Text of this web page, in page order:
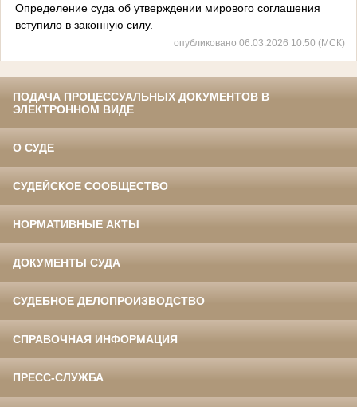
Определение суда об утверждении мирового соглашения
вступило в законную силу.
опубликовано 06.03.2026 10:50 (МСК)
ПОДАЧА ПРОЦЕССУАЛЬНЫХ ДОКУМЕНТОВ В
ЭЛЕКТРОННОМ ВИДЕ
О СУДЕ
СУДЕЙСКОЕ СООБЩЕСТВО
НОРМАТИВНЫЕ АКТЫ
ДОКУМЕНТЫ СУДА
СУДЕБНОЕ ДЕЛОПРОИЗВОДСТВО
СПРАВОЧНАЯ ИНФОРМАЦИЯ
ПРЕСС-СЛУЖБА